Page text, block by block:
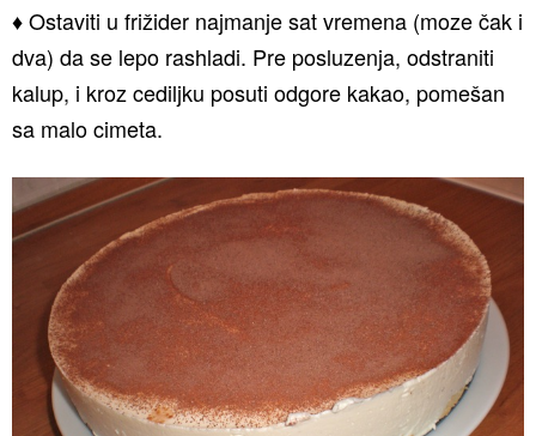
♦ Ostaviti u frižider najmanje sat vremena (moze čak i
dva) da se lepo rashladi. Pre posluzenja, odstraniti
kalup, i kroz cediljku posuti odgore kakao, pomešan
sa malo cimeta.